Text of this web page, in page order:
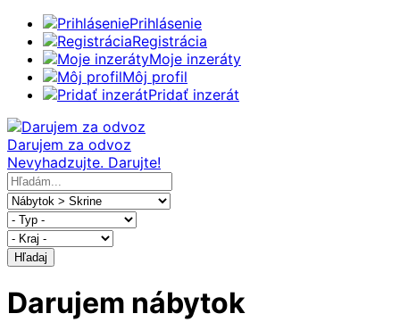
Prihlásenie
Registrácia
Moje inzeráty
Môj profil
Pridať inzerát
Darujem za odvoz
Nevyhadzujte. Darujte!
Hľadaj
Darujem nábytok